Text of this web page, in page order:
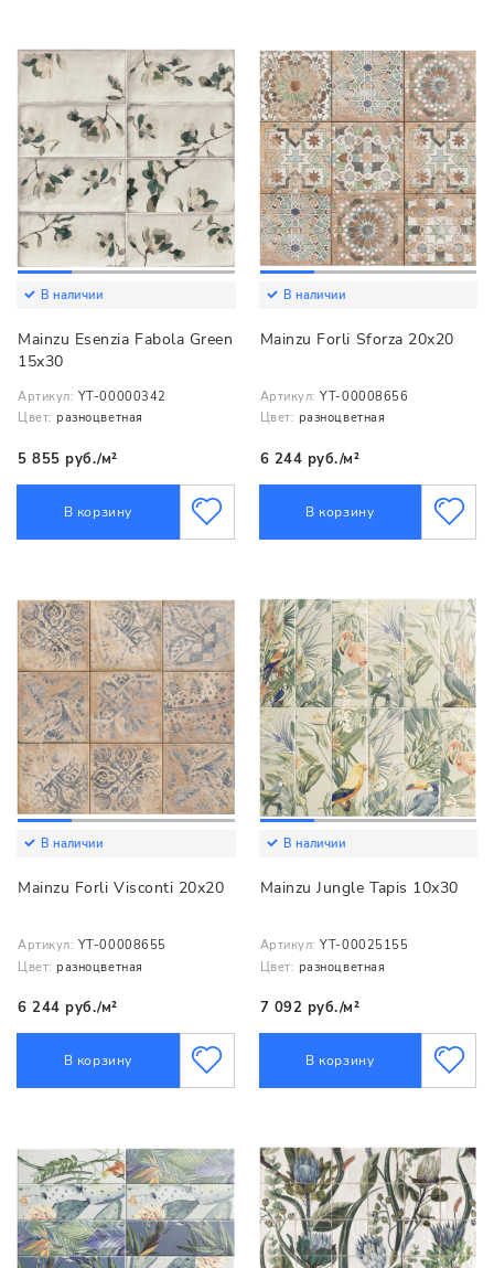
В наличии
Mainzu Esenzia Fabola Green
15х30
Артикул: YT-00000342
Цвет: разноцветная
5 855 руб./м²
В корзину
В наличии
Mainzu Forli Sforza 20х20
Артикул: YT-00008656
Цвет: разноцветная
6 244 руб./м²
В корзину
В наличии
Mainzu Forli Visconti 20х20
Артикул: YT-00008655
Цвет: разноцветная
6 244 руб./м²
В корзину
В наличии
Mainzu Jungle Tapis 10х30
Артикул: YT-00025155
Цвет: разноцветная
7 092 руб./м²
В корзину